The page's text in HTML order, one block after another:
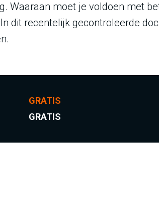
Waaraan moet je voldoen met
dit recentelijk gecontroleerde
GRATIS
GRATIS